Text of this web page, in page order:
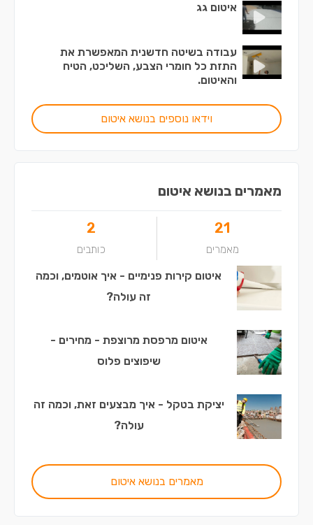
איטום גג
עבודה בשיטה חדשנית המאפשרת את
התזת כל חומרי הצבע, השליכט, הטיח
והאיטום.
וידאו נוספים בנושא איטום
מאמרים בנושא איטום
21
מאמרים
2
כותבים
איטום קירות פנימיים - איך אוטמים, וכמה
זה עולה?
איטום מרפסת מרוצפת - מחירים -
שיפוצים פלוס
יציקת בטקל - איך מבצעים זאת, וכמה זה
עולה?
מאמרים בנושא איטום